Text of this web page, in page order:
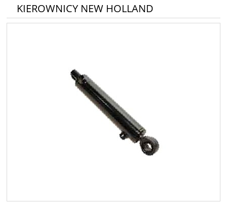
KIEROWNICY NEW HOLLAND